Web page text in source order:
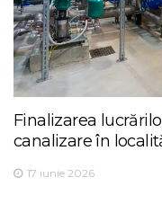
Finalizarea
canalizare în
17 iunie 2026